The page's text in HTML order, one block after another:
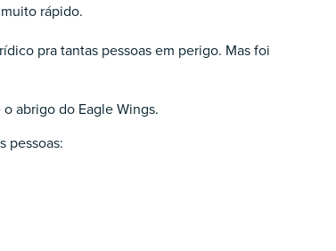
rápido.
pra tantas pessoas em perigo. Mas foi
abrigo do Eagle Wings.
pessoas: